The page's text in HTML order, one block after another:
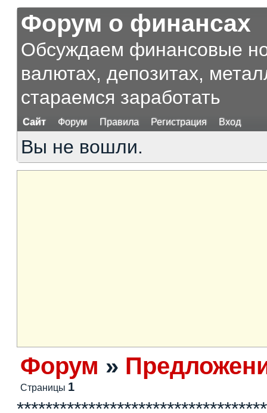
Форум о финансах
Обсуждаем финансовые
валютах, депозитах,
стараемся заработать
Сайт Форум Правила Регистрация Вход
Вы не вошли.
Форум »
Страницы 1